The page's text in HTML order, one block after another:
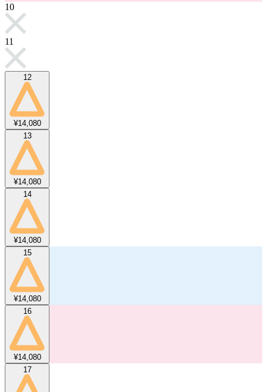
10
11
12
¥14,080
13
¥14,080
14
¥14,080
15
¥14,080
16
¥14,080
17